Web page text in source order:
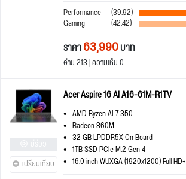
Performance
(39.92)
Gaming (42.42)
ราคา63,990บาท
อ่าน 213 | ความเห็น 0
เปรียบเทียบ
Acer Aspire 16 AI A16-61M-R1TV
AMD Ryzen AI 7 350
Radeon 860M
32 GB LPDDR5X On Board
1TB SSD PCIe M.2 Gen 4
16.0 inch WUXGA (1920x1200) Full HD+